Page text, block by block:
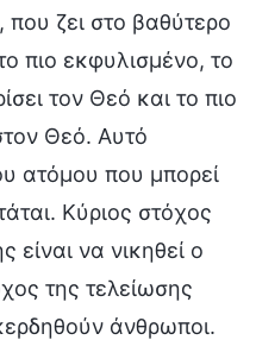
που ζει στο βαθύτερο
πιο εκφυλισμένο, το
τον Θεό και το πιο
Θεό. Αυτό
ατόμου που μπορεί
Κύριος στόχος
είναι να νικηθεί ο
της τελείωσης
άνθρωποι.